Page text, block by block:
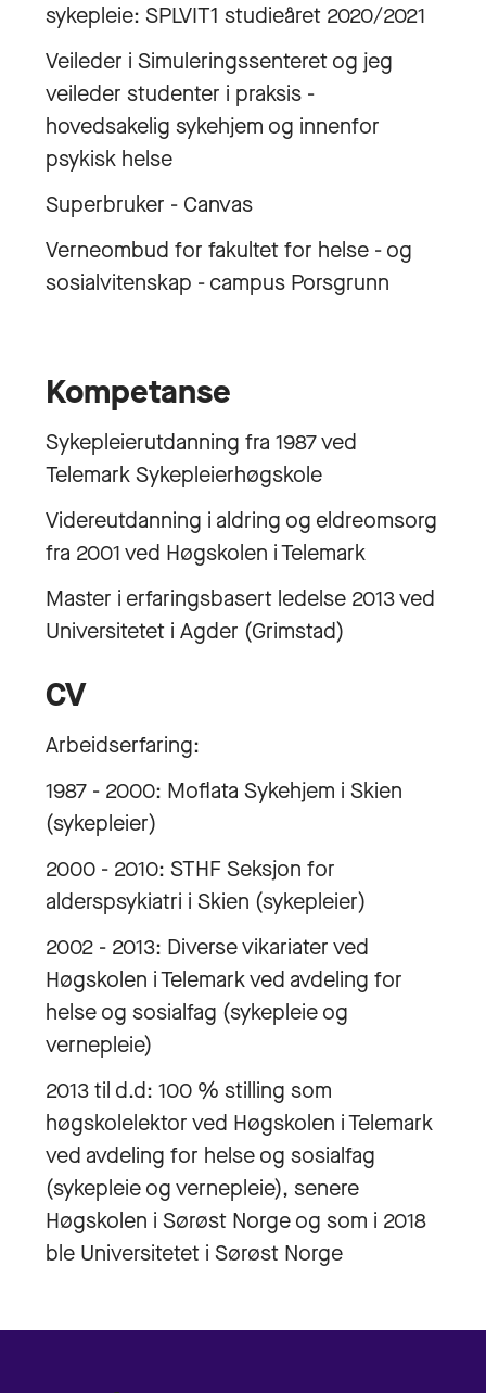
sykepleie: SPLVIT1 studieåret 2020/2021
Veileder i Simuleringssenteret og jeg
veileder studenter i praksis -
hovedsakelig sykehjem og innenfor
psykisk helse
Superbruker - Canvas
Verneombud for fakultet for helse - og
sosialvitenskap - campus Porsgrunn
Kompetanse
Sykepleierutdanning fra 1987 ved
Telemark Sykepleierhøgskole
Videreutdanning i aldring og eldreomsorg
fra 2001 ved Høgskolen i Telemark
Master i erfaringsbasert ledelse 2013 ved
Universitetet i Agder (Grimstad)
CV
Arbeidserfaring:
1987 - 2000: Moflata Sykehjem i Skien
(sykepleier)
2000 - 2010: STHF Seksjon for
alderspsykiatri i Skien (sykepleier)
2002 - 2013: Diverse vikariater ved
Høgskolen i Telemark ved avdeling for
helse og sosialfag (sykepleie og
vernepleie)
2013 til d.d: 100 % stilling som
høgskolelektor ved Høgskolen i Telemark
ved avdeling for helse og sosialfag
(sykepleie og vernepleie), senere
Høgskolen i Sørøst Norge og som i 2018
ble Universitetet i Sørøst Norge